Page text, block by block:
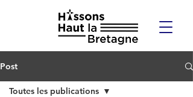
Post
Toutes les publications